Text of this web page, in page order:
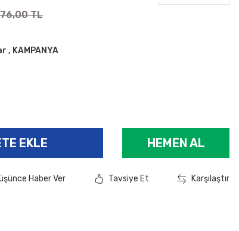
TL
, KAMPANYA
EKLE HEMEN AL
Haber Ver Tavsiye Et Karşılaştır